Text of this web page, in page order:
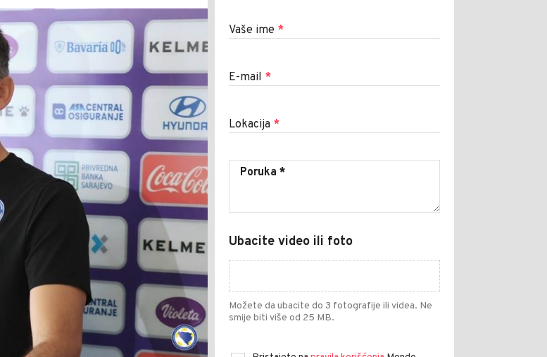
Vaše ime *
E-mail *
Lokacija *
Ubacite video ili foto
Možete da ubacite do 3 fotografije ili videa. Ne
smije biti više od 25 MB.